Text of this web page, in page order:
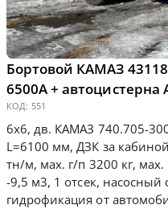
Бортовой КАМАЗ
6500А + автоцистерна
КОД: 551
6х6, дв. КАМАЗ 740.705-
L=6100 мм, ДЗК за
тн/м, мах. г/п 3200 кг,
-9,5 м3, 1 отсек, насосный
гидрофикация от